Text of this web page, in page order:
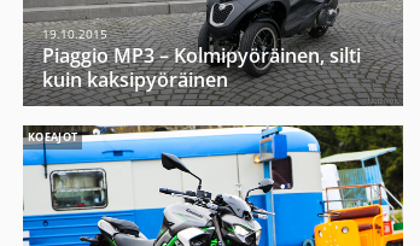
19.10.2015
Piaggio MP3 – Kolmipyöräinen, silti
kuin kaksipyöräinen
KOEAJOT